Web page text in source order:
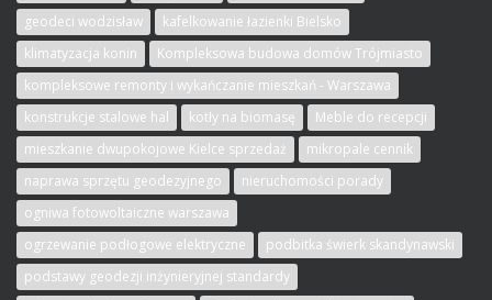
geodeci wodzisław
kafelkowanie łazienki Bielsko
klimatyzacja konin
Kompleksowa budowa domów Trójmiasto
kompleksowe remonty i wykańczanie mieszkań - Warszawa
konstrukcje stalowe hal
kotły na biomasę
Meble do recepcji
mieszkanie dwupokojowe Kielce sprzedaż
mikropale cennik
naprawa sprzętu geodezyjnego
nieruchomości porady
ogniwa fotowoltaiczne warszawa
ogrzewanie podłogowe elektryczne
podbitka świerk skandynawski
podstawy geodezji inżynieryjnej standardy